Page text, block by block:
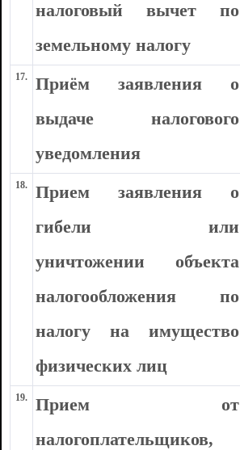
налоговый вычет по
земельному налогу
17.
Приём заявления о
выдаче налогового
уведомления
18.
Прием заявления о
гибели или
уничтожении объекта
налогообложения по
налогу на имущество
физических лиц
19.
Прием от
налогоплательщиков,